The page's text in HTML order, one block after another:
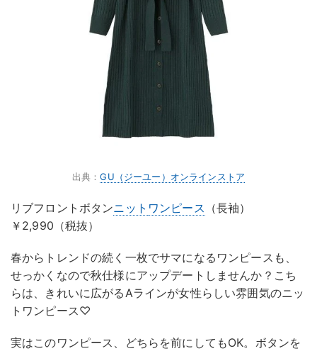
出典：GU（ジーユー）オンラインストア
リブフロントボタンニット ワンピース （長袖）
￥2,990（税抜）
春からトレンドの続く一枚でサマになるワンピースも、
せっかくなので秋仕様にアップデートしませんか？こち
らは、きれいに広がるAラインが女性らしい雰囲気のニッ
トワンピース♡
実はこのワンピース、どちらを前にしてもOK。ボタンを